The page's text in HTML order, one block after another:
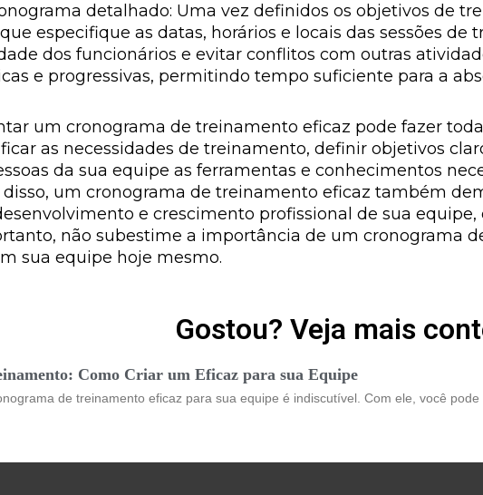
detalhado: Uma vez definidos os objetivos de
especifique as datas, horários e locais das sessões de
dos funcionários e evitar conflitos com outras
e progressivas, permitindo tempo suficiente para a
um cronograma de treinamento eficaz pode fazer
as necessidades de treinamento, definir objetivos
da sua equipe as ferramentas e conhecimentos
disso, um cronograma de treinamento eficaz também
e crescimento profissional de sua
não subestime a importância de um cronograma
sua equipe hoje mesmo.
Gostou? Veja mais
Como Criar um Eficaz para sua Equipe
de treinamento eficaz para sua equipe é indiscutível. Com ele, você